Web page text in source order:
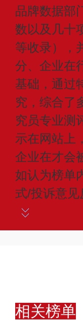
品牌数据部
数以及几十
等收录），
分、企业在
基础，通过
究，综合了
究员专业测
示在网站上
企业在才会
如认为榜单
式/投诉意
相关榜单